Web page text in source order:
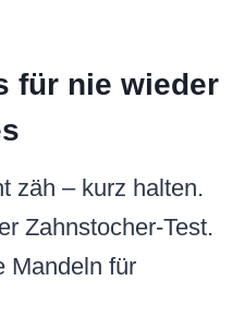
nicht ersetzen. Mit
Auftauen
haltbar.
bis 3 Monate.
– bleibt saftig.